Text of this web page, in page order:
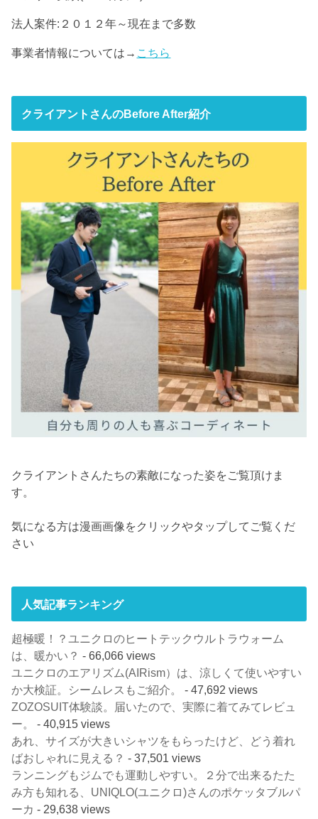
法人案件:２０１２年～現在まで多数
事業者情報については→ こちら
クライアントさんのBefore After紹介
クライアントさんたちの素敵になった姿をご覧頂けま
す。
気になる方は漫画画像をクリックやタップしてご覧くだ
さい
人気記事ランキング
超極暖！？ユニクロのヒートテックウルトラウォーム
は、暖かい？ - 66,066 views
ユニクロのエアリズム(AIRism）は、涼しくて使いやすい
か大検証。シームレスもご紹介。
- 47,692 views
ZOZOSUIT体験談。届いたので、実際に着てみてレビュ
ー。
- 40,915 views
あれ、サイズが大きいシャツをもらったけど、どう着れ
ばおしゃれに見える？ - 37,501 views
ランニングもジムでも運動しやすい。２分で出来るたた
み方も知れる、UNIQLO(ユニクロ)さんのポケッタブルパ
ーカ - 29,638 views